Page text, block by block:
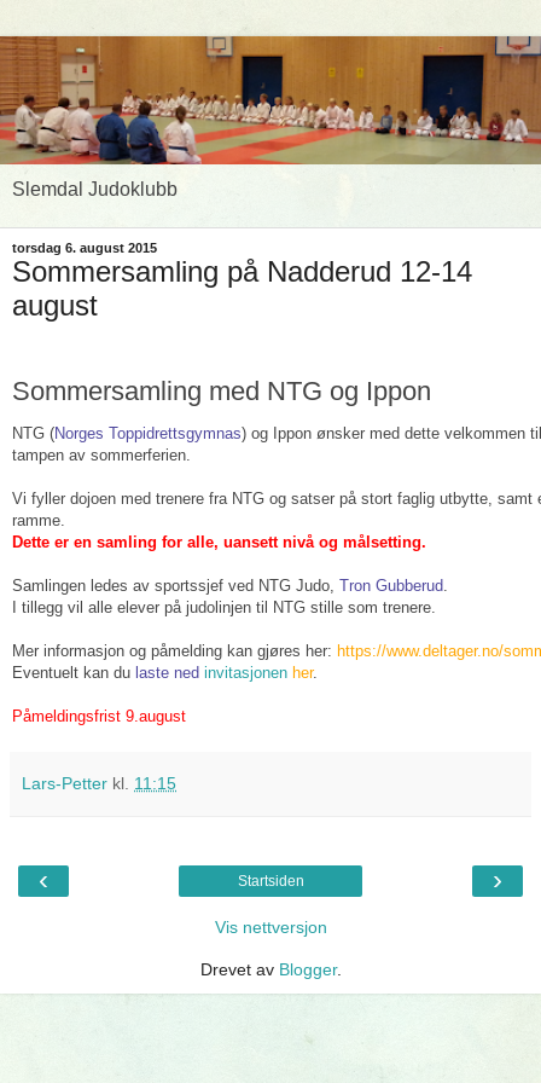
Slemdal Judoklubb
torsdag 6. august 2015
Sommersamling på Nadderud 12-14
august
Sommersamling med NTG og Ippon
NTG (Norges Toppidrettsgymnas) og Ippon ønsker med dette velkommen
tampen av sommerferien.
Vi fyller dojoen med trenere fra NTG og satser på stort faglig utbytte, samt
ramme.
Dette er en samling for alle, uansett nivå og målsetting.
Samlingen ledes av sportssjef ved NTG Judo, Tron Gubberud.
I tillegg vil alle elever på judolinjen til NTG stille som trenere.
Mer informasjon og påmelding kan gjøres her: https://www.deltager.no/
Eventuelt kan du laste ned invitasjonen her.
Påmeldingsfrist 9.august
Lars-Petter kl. 11:15
‹ ›
Startsiden
Vis nettversjon
Drevet av Blogger.